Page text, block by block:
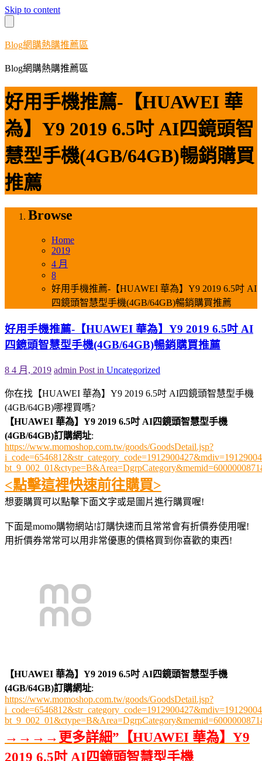
Skip to content
Blog網購熱購推薦區
Blog網購熱購推薦區
好用手機推薦-【HUAWEI 華
為】Y9 2019 6.5吋 AI四鏡頭智
慧型手機(4GB/64GB)暢銷購買
推薦
Browse
Home
2019
4 月
8
好用手機推薦-【HUAWEI 華為】Y9 2019 6.5吋 AI
四鏡頭智慧型手機(4GB/64GB)暢銷購買推薦
好用手機推薦-【HUAWEI 華為】Y9 2019 6.5吋 AI
四鏡頭智慧型手機(4GB/64GB)暢銷購買推薦
8 4 月, 2019 admin Post in Uncategorized
你在找【HUAWEI 華為】Y9 2019 6.5吋 AI四鏡頭智慧型手機
(4GB/64GB)哪裡買嗎?
【HUAWEI 華為】Y9 2019 6.5吋 AI四鏡頭智慧型手機
(4GB/64GB)訂購網址:
https://www.momoshop.com.tw/goods/GoodsDetail.jsp?
<點擊這裡快速前往購買>
想要購買可以點擊下面文字或是圖片進行購買喔!
下面是momo購物網站!訂購快速而且常常會有折價券使用喔!
用折價券常常可以用非常優惠的價格買到你喜歡的東西!
【HUAWEI 華為】Y9 2019 6.5吋 AI四鏡頭智慧型手機
(4GB/64GB)訂購網址:
https://www.momoshop.com.tw/goods/GoodsDetail.jsp?
→→→→更多詳細”【HUAWEI 華為】Y9
2019 6.5吋 AI四鏡頭智慧型手機